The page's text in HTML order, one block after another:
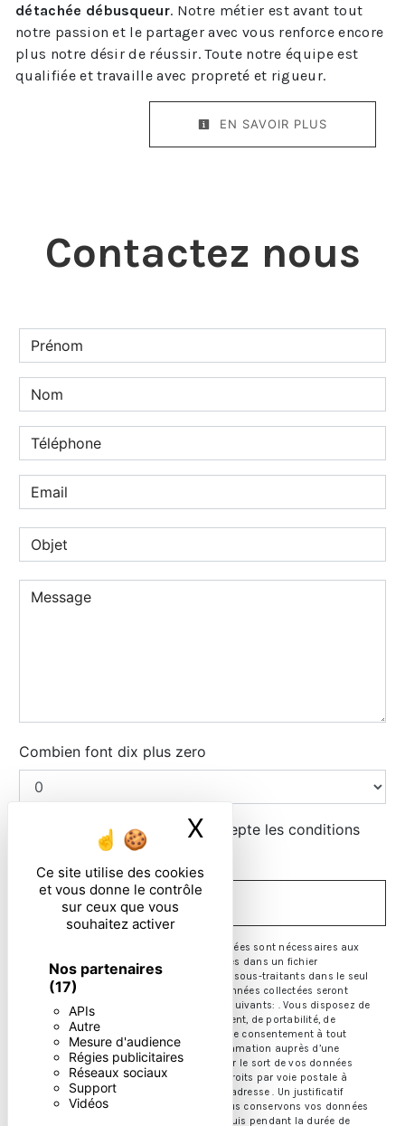
Ce site utilise des cookies
et vous donne le contrôle
sur ceux que vous
souhaitez activer
Nos partenaires
(17)
APIs
Autre
Mesure d'audience
Régies publicitaires
Réseaux sociaux
Support
Vidéos
X Masquer le
détachée débusqueur. Notre métier est avant tout
notre passion et le partager avec vous renforce encore
plus notre désir de réussir. Toute notre équipe est
qualifiée et travaille avec propreté et rigueur.
EN SAVOIR PLUS
Contactez nous
Combien font dix plus zero
En cochant cette case, j'accepte les conditions
particulières ci-dessous **
ENVOYER
** Les données personnelles communiquées sont nécessaires aux
fins de vous contacter et sont enregistrées dans un fichier
informatisé. Elles sont destinées à et ses sous-traitants dans le seul
but de répondre à votre message. Les données collectées seront
communiquées aux seuls destinataires suivants: . Vous disposez de
droits d’accès, de rectification, d’effacement, de portabilité, de
limitation, d’opposition, de retrait de votre consentement à tout
moment et du droit d’introduire une réclamation auprès d’une
autorité de contrôle, ainsi que d’organiser le sort de vos données
post-mortem. Vous pouvez exercer ces droits par voie postale à
l'adresse ou par courrier électronique à l'adresse . Un justificatif
d'identité pourra vous être demandé. Nous conservons vos données
pendant la période de prise de contact puis pendant la durée de